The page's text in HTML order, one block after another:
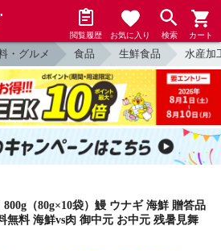
閲覧履歴 お気に入り 検索 カート
・グルメ 食品 生鮮食品 水産加
（80g×10袋）鰻 ウナギ 海鮮 贈答品
無料 海鮮vs肉 御中元 お中元 残暑見舞